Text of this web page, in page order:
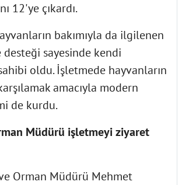
12'ye çıkardı.
bakımıyla da ilgilenen
desteği sayesinde kendi
oldu. İşletmede hayvanların
amacıyla modern
de kurdu.
Müdürü işletmeyi ziyaret
Orman Müdürü Mehmet